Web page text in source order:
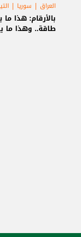
العراق سوريا
بالأرقام: هذا
طاقة.. وهذا ما